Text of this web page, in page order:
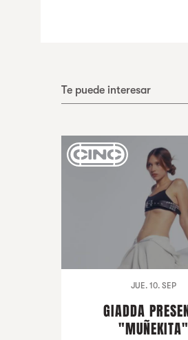
Te puede interesar
JUE. 10. SEP
GIADDA
"MUÑEKITA"